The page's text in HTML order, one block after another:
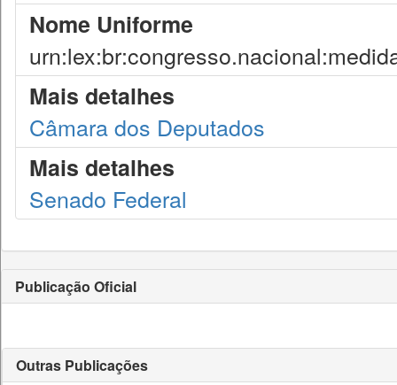
Nome Uniforme
Mais detalhes
Câmara dos Deputados
Mais detalhes
Senado Federal
Publicação Oficial
Outras Publicações